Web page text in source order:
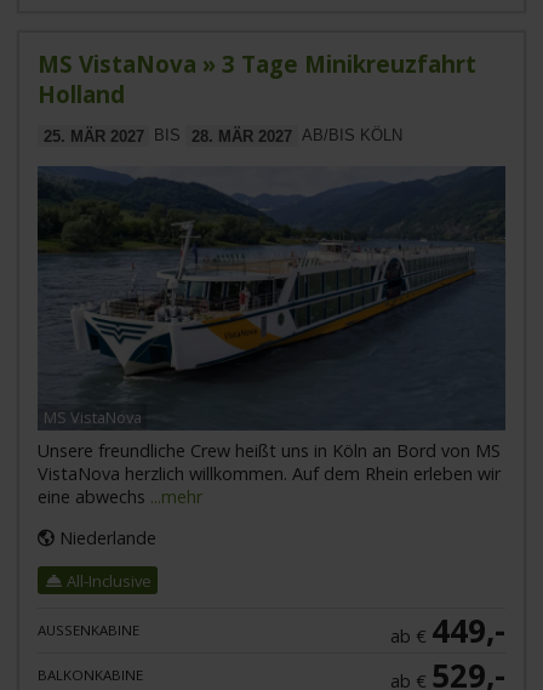
MS VistaNova » 3 Tage Minikreuzfahrt
Holland
25. MÄR 2027 BIS 28. MÄR 2027 AB/BIS KÖLN
MS VistaNova
Unsere freundliche Crew heißt uns in Köln an Bord von MS
VistaNova herzlich willkommen. Auf dem Rhein erleben wir
eine abwechs ...mehr
Niederlande
All-Inclusive
AUSSENKABINE ab € 449,-
BALKONKABINE ab € 529,-